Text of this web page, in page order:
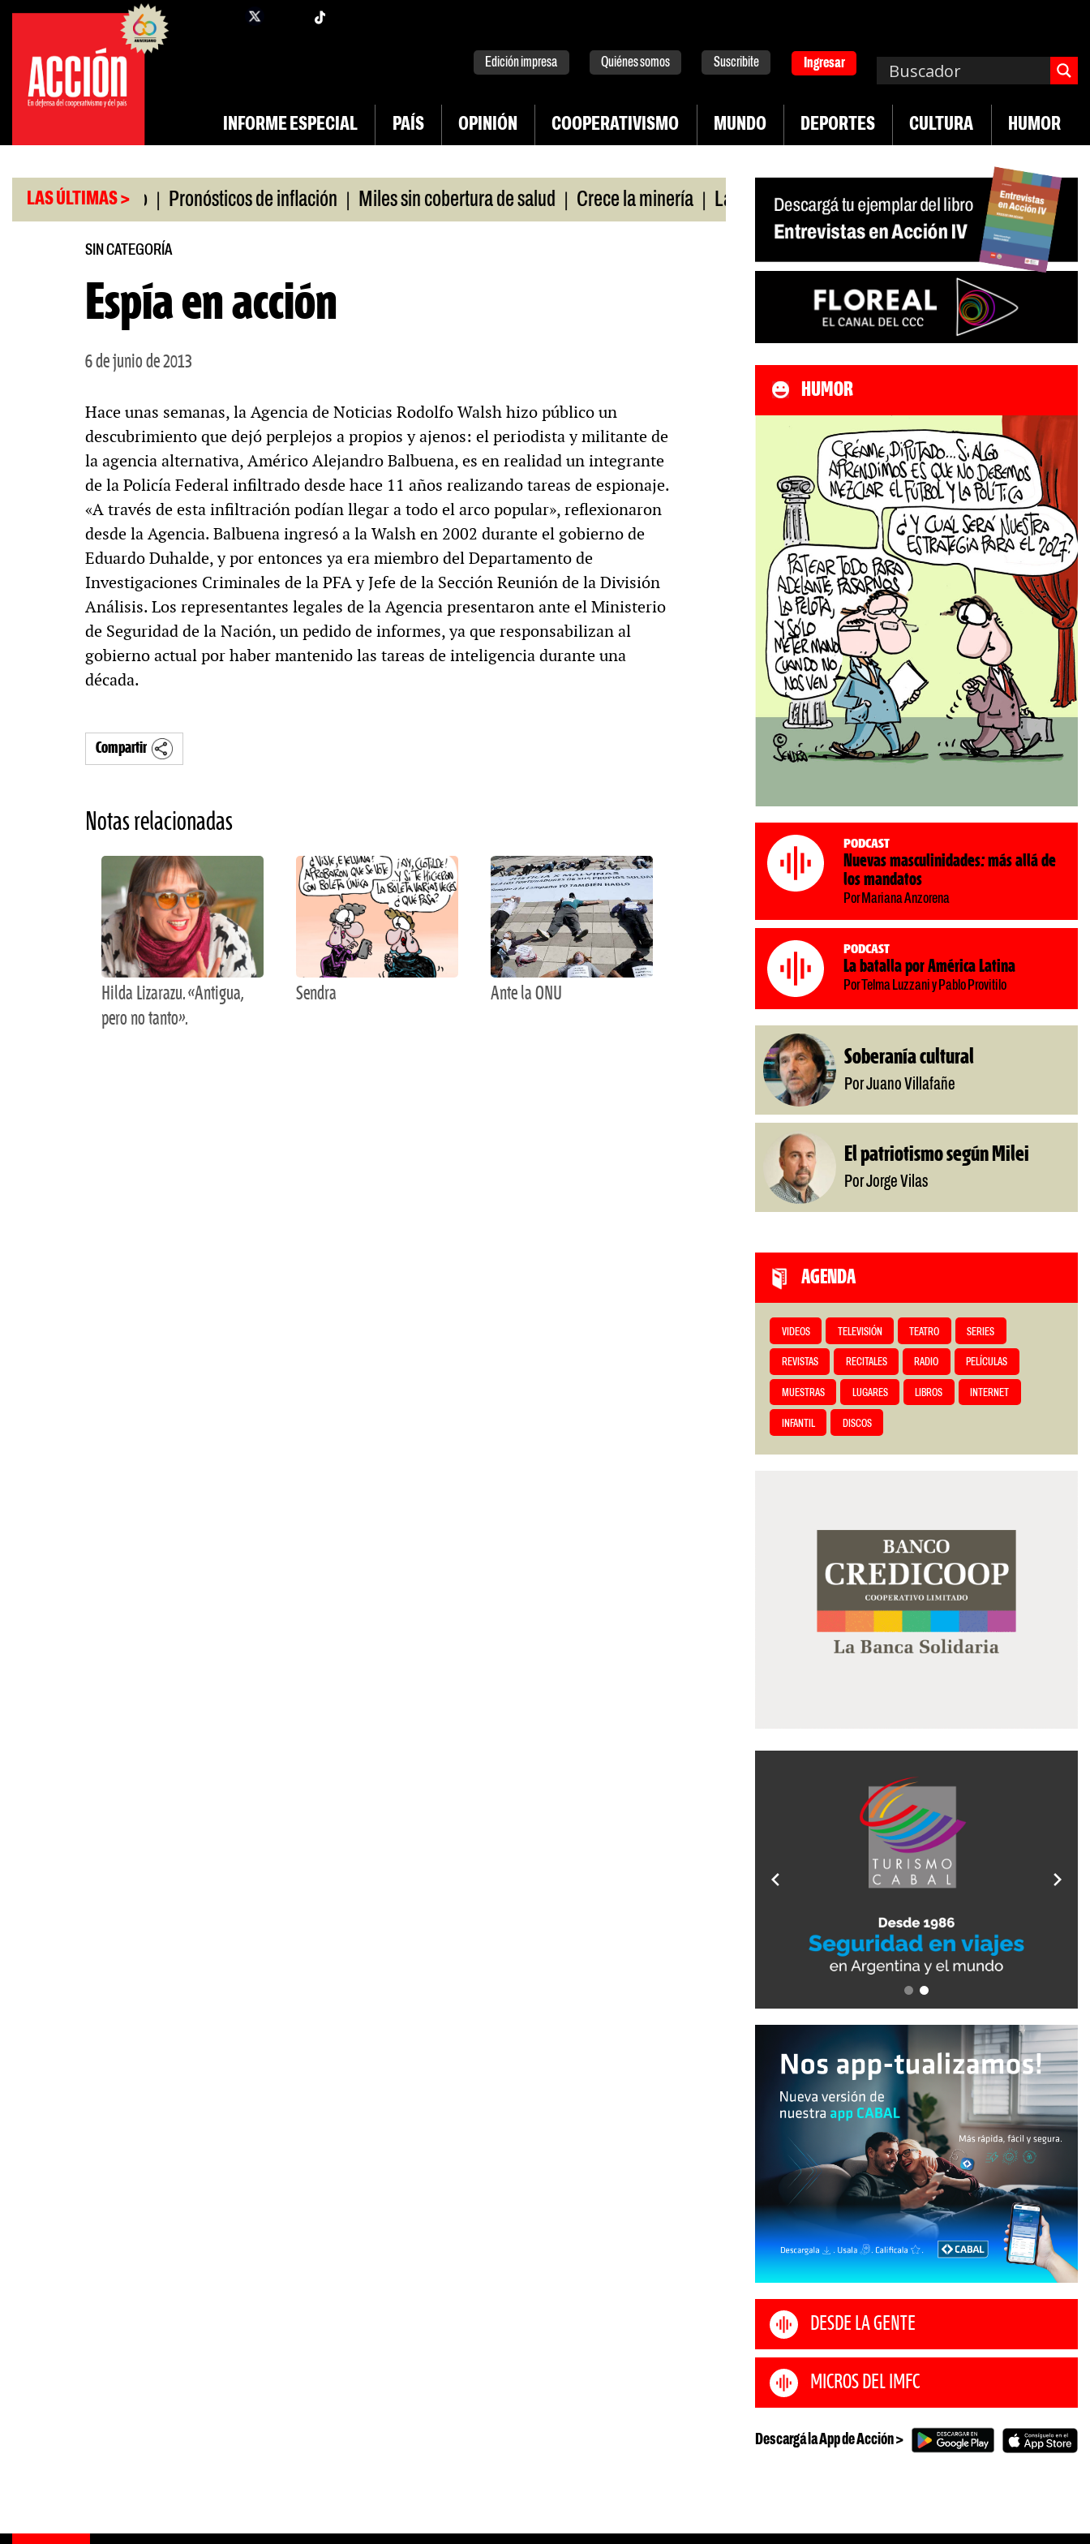
Saltar
contenido
facebook
Edición impresa Quiénes somos Suscribite Ingresar
INFORME ESPECIAL PAÍS OPINIÓN COOPERATIVISMO MUNDO DEPORTES CULTURA HUMOR
LAS ÚLTIMAS >
universitario | Pronósticos de inflación | Miles sin cobertura de salud | Crece la minería | La Pampa. Emergencia en salud mental | Los 43
SIN CATEGORÍA
Espía en acción
6 de junio de 2013
Hace unas semanas, la Agencia de Noticias Rodolfo Walsh hizo público un
descubrimiento que dejó perplejos a propios y ajenos: el periodista y militante de
la agencia alternativa, Américo Alejandro Balbuena, es en realidad un integrante
de la Policía Federal infiltrado desde hace 11 años realizando tareas de espionaje.
«A través de esta infiltración podían llegar a todo el arco popular», reflexionaron
desde la Agencia. Balbuena ingresó a la Walsh en 2002 durante el gobierno de
Eduardo Duhalde, y por entonces ya era miembro del Departamento de
Investigaciones Criminales de la PFA y Jefe de la Sección Reunión de la División
Análisis. Los representantes legales de la Agencia presentaron ante el Ministerio
de Seguridad de la Nación, un pedido de informes, ya que responsabilizan al
gobierno actual por haber mantenido las tareas de inteligencia durante una
década.
Compartir
Notas relacionadas
Hilda Lizarazu. «Antigua,
pero no tanto».
Sendra Ante la ONU
HUMOR
Podcast
Nuevas masculinidades: más allá de
los mandatos
Por Mariana Anzorena
Podcast
La batalla por América Latina
Por Telma Luzzani y Pablo Provitilo
Soberanía cultural
Por Juano Villafañe
El patriotismo según Milei
Por Jorge Vilas
AGENDA
VIDEOS TELEVISIÓN TEATRO SERIES
REVISTAS RECITALES RADIO PELÍCULAS
MUESTRAS LUGARES LIBROS INTERNET
INFANTIL DISCOS
DESDE LA GENTE
MICROS DEL IMFC
Descargá la App de Acción >